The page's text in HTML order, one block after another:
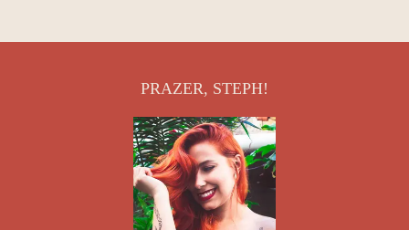
PRAZER, STEPH!